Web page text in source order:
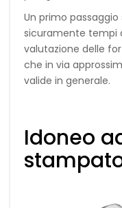
Un primo
sicuramente tempi
valutazione delle
che in via
valide in generale.
Idoneo